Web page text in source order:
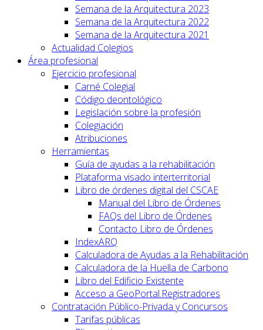
Semana de la Arquitectura 2023
Semana de la Arquitectura 2022
Semana de la Arquitectura 2021
Actualidad Colegios
Área profesional
Ejercicio profesional
Carné Colegial
Código deontológico
Legislación sobre la profesión
Colegiación
Atribuciones
Herramientas
Guía de ayudas a la rehabilitación
Plataforma visado interterritorial
Libro de órdenes digital del CSCAE
Manual del Libro de Órdenes
FAQs del Libro de Órdenes
Contacto Libro de Órdenes
IndexARQ
Calculadora de Ayudas a la Rehabilitación
Calculadora de la Huella de Carbono
Libro del Edificio Existente
Acceso a GeoPortal.Registradores
Contratación Público-Privada y Concursos
Tarifas públicas